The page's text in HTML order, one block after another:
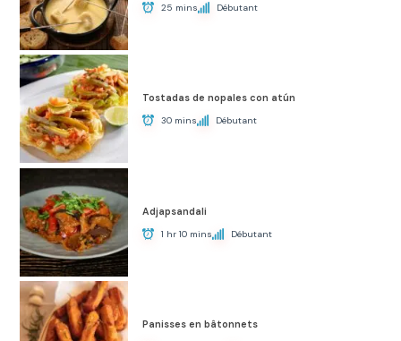
25 mins Débutant
Tostadas de nopales con atún
30 mins Débutant
Adjapsandali
1 hr 10 mins Débutant
Panisses en bâtonnets